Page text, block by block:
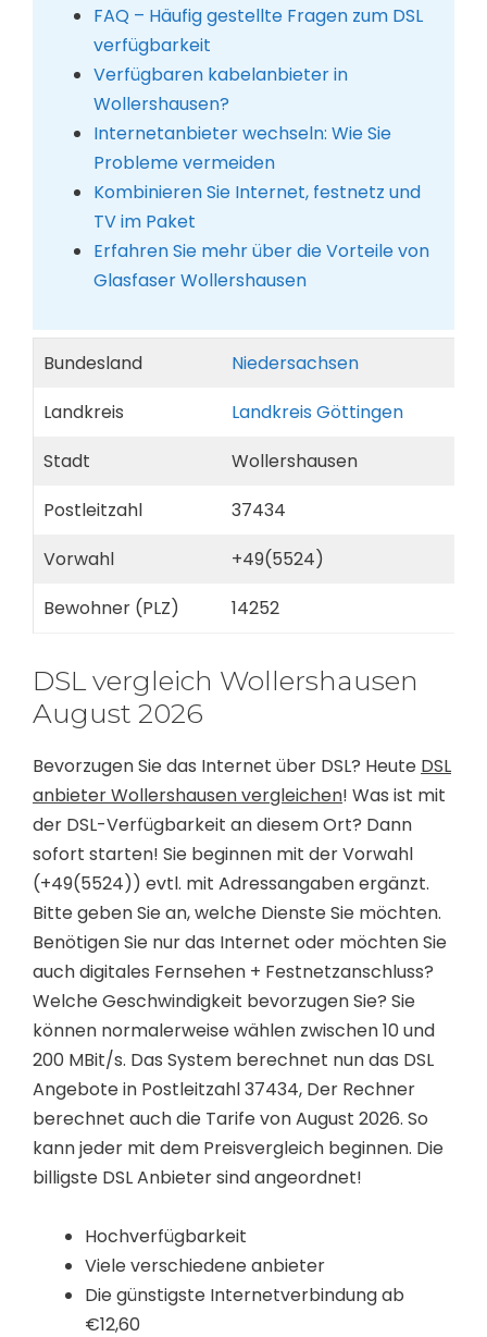
FAQ – Häufig gestellte Fragen zum DSL
verfügbarkeit
Verfügbaren kabelanbieter in
Wollershausen?
Internetanbieter wechseln: Wie Sie
Probleme vermeiden
Kombinieren Sie Internet, festnetz und
TV im Paket
Erfahren Sie mehr über die Vorteile von
Glasfaser Wollershausen
Bundesland
Niedersachsen
Landkreis
Landkreis Göttingen
Stadt
Wollershausen
Postleitzahl
37434
Vorwahl
+49(5524)
Bewohner (PLZ)
14252
DSL vergleich Wollershausen
August 2026
Bevorzugen Sie das Internet über DSL? Heute DSL
anbieter Wollershausen vergleichen! Was ist mit
der DSL-Verfügbarkeit an diesem Ort? Dann
sofort starten! Sie beginnen mit der Vorwahl
(+49(5524)) evtl. mit Adressangaben ergänzt.
Bitte geben Sie an, welche Dienste Sie möchten.
Benötigen Sie nur das Internet oder möchten Sie
auch digitales Fernsehen + Festnetzanschluss?
Welche Geschwindigkeit bevorzugen Sie? Sie
können normalerweise wählen zwischen 10 und
200 MBit/s. Das System berechnet nun das DSL
Angebote in Postleitzahl 37434, Der Rechner
berechnet auch die Tarife von August 2026. So
kann jeder mit dem Preisvergleich beginnen. Die
billigste DSL Anbieter sind angeordnet!
Hochverfügbarkeit
Viele verschiedene anbieter
Die günstigste Internetverbindung ab
€12,60